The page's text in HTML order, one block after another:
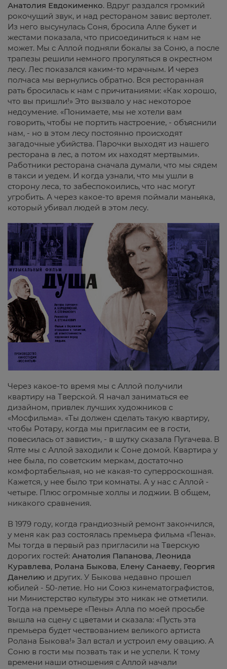
Анатолия Евдокименко. Вдруг раздался громкий
рокочущий звук, и над рестораном завис вертолет.
Из него высунулась Соня, бросила Алле букет и
жестами показала, что присоединиться к нам не
может. Мы с Аллой подняли бокалы за Соню, а после
трапезы решили немного прогуляться в окрестном
лесу. Лес показался каким-то мрачным. И через
полчаса мы вернулись обратно. Вся ресторанная
рать бросилась к нам с причитаниями: «Как хорошо,
что вы пришли!» Это вызвало у нас некоторое
недоумение. «Понимаете, мы не хотели вам
говорить, чтобы не портить настроение, - объяснили
нам, - но в этом лесу постоянно происходят
загадочные убийства. Парочки выходят из нашего
ресторана в лес, а потом их находят мертвыми».
Работники ресторана сначала думали, что мы сядем
в такси и уедем. И когда узнали, что мы ушли в
сторону леса, то забеспокоились, что нас могут
угробить. А через какое-то время поймали маньяка,
который убивал людей в этом лесу.
Через какое-то время мы с Аллой получили
квартиру на Тверской. Я начал заниматься ее
дизайном, привлек лучших художников с
«Мосфильма». «Ты должен сделать такую квартиру,
чтобы Ротару, когда мы пригласим ее в гости,
повесилась от зависти», - в шутку сказала Пугачева. В
Ялте мы с Аллой заходили к Соне домой. Квартира у
нее была, по советским меркам, достаточно
комфортабельная, но не какая-то суперроскошная.
Кажется, у нее было три комнаты. А у нас с Аллой -
четыре. Плюс огромные холлы и лоджии. В общем,
никакого сравнения.
В 1979 году, когда грандиозный ремонт закончился,
у меня как раз состоялась премьера фильма «Пена».
Мы тогда в первый раз пригласили на Тверскую
дорогих гостей: Анатолия Папанова, Леонида
Куравлева, Ролана Быкова, Елену Санаеву, Георгия
Данелию и других. У Быкова недавно прошел
юбилей - 50-летие. Но ни Союз кинематографистов,
ни Министерство культуры это никак не отметили.
Тогда на премьере «Пены» Алла по моей просьбе
вышла на сцену с цветами и сказала: «Пусть эта
премьера будет чествованием великого артиста
Ролана Быкова!» Зал встал и устроил ему овацию. А
Соню в гости мы позвать так и не успели. К тому
времени наши отношения с Аллой начали